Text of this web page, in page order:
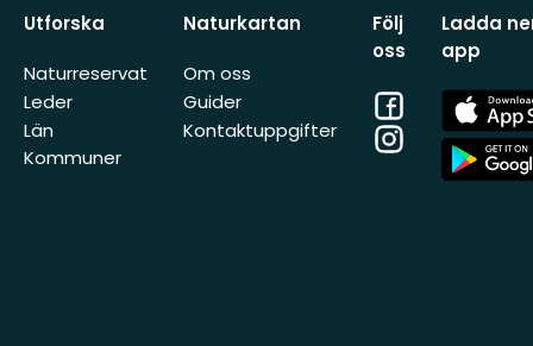
Utforska
Naturreservat
Leder
Län
Kommuner
Naturkartan
Om oss
Guider
Kontaktuppgifter
Följ
oss
Facebook
Instagram
Ladda
app
App
Store
App
Store